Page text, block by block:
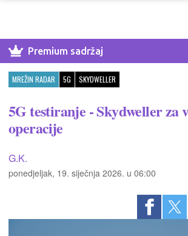
Premium sadržaj
MREŽIN RADAR 5G SKYDWELLER
5G testiranje - Skydweller za
operacije
G.K.
ponedjeljak, 19. siječnja 2026. u 06:00